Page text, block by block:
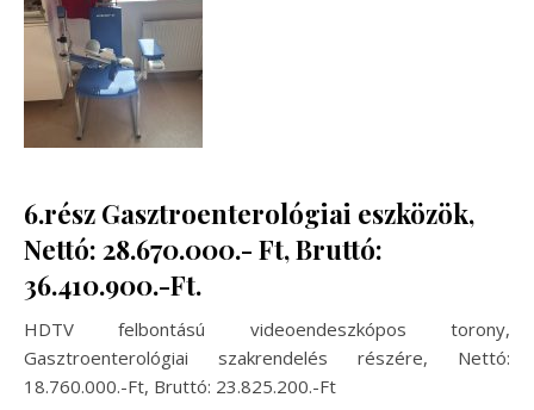
6.rész Gasztroenterológiai eszközök,
Nettó: 28.670.000.- Ft, Bruttó:
36.410.900.-Ft.
HDTV felbontású videoendeszkópos torony,
Gasztroenterológiai szakrendelés részére, Nettó:
18.760.000.-Ft, Bruttó: 23.825.200.-Ft